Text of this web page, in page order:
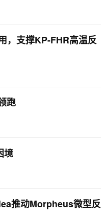
，支撑KP-FHR高温反
跑
境
推动Morpheus微型反